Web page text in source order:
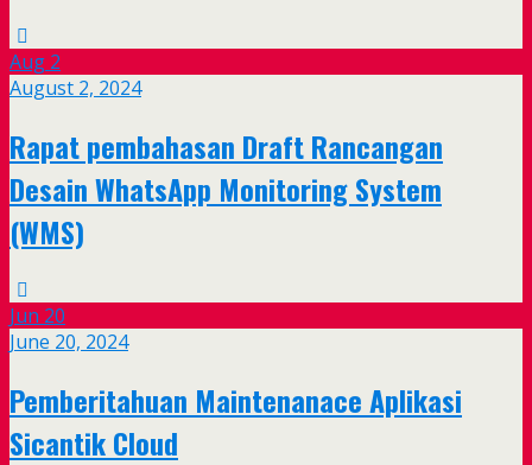
Aug 2
August 2, 2024
Rapat pembahasan Draft Rancangan
Desain WhatsApp Monitoring System
(WMS)
Jun 20
June 20, 2024
Pemberitahuan Maintenanace Aplikasi
Sicantik Cloud